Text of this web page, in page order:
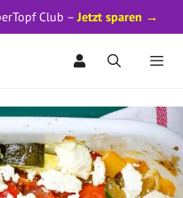
Club –Jetzt sparen →